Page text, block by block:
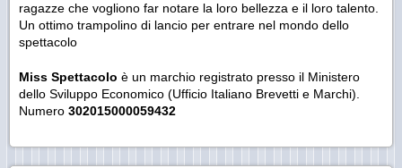
ragazze che vogliono far notare la loro bellezza e il loro talento.
Un ottimo trampolino di lancio per entrare nel mondo dello
spettacolo
Miss Spettacolo è un marchio registrato presso il Ministero
dello Sviluppo Economico (Ufficio Italiano Brevetti e Marchi).
Numero 302015000059432